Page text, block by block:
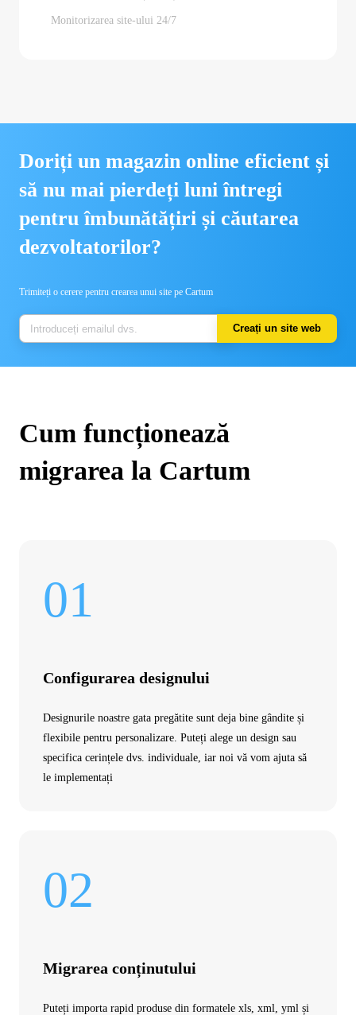
Monitorizarea site-ului 24/7
Doriți un magazin online eficient și
să nu mai pierdeți luni întregi
pentru îmbunătățiri și căutarea
dezvoltatorilor?
Trimiteți o cerere pentru crearea unui site pe Cartum
Creați un site web
Cum funcționează
migrarea la Cartum
01
Configurarea designului
Designurile noastre gata pregătite sunt deja bine gândite și
flexibile pentru personalizare. Puteți alege un design sau
specifica cerințele dvs. individuale, iar noi vă vom ajuta să
le implementați
02
Migrarea conținutului
Puteți importa rapid produse din formatele xls, xml, yml și